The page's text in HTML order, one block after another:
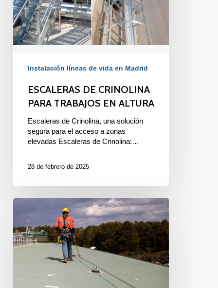
ALTURA
Instalación líneas de vida en Madrid
ESCALERAS DE CRINOLINA
PARA TRABAJOS EN ALTURA
Escaleras de Crinolina, una solución
segura para el acceso a zonas
elevadas Escaleras de Crinolina:…
28 de febrero de 2025
LÍNEAS
VIDA
EN
TRABAJOS
TRABAJOS